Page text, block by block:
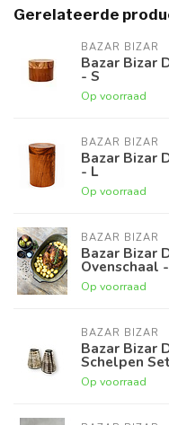
Gerelateerde
BAZAR BIZAR
Bazar Bizar
- S
Op voorraad
BAZAR BIZAR
Bazar Bizar
- L
Op voorraad
BAZAR BIZAR
Bazar Bizar
Ovenschaal
Op voorraad
BAZAR BIZAR
Bazar Bizar
Schelpen
Op voorraad